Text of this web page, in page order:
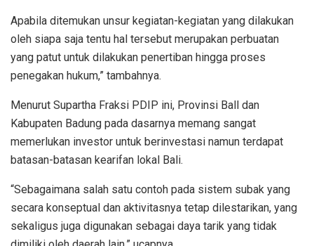
Apabila ditemukan unsur kegiatan-kegiatan yang dilakukan
oleh siapa saja tentu hal tersebut merupakan perbuatan
yang patut untuk dilakukan penertiban hingga proses
penegakan hukum,” tambahnya.
Menurut Supartha Fraksi PDIP ini, Provinsi Ball dan
Kabupaten Badung pada dasarnya memang sangat
memerlukan investor untuk berinvestasi namun terdapat
batasan-batasan kearifan lokal Bali.
“Sebagaimana salah satu contoh pada sistem subak yang
secara konseptual dan aktivitasnya tetap dilestarikan, yang
sekaligus juga digunakan sebagai daya tarik yang tidak